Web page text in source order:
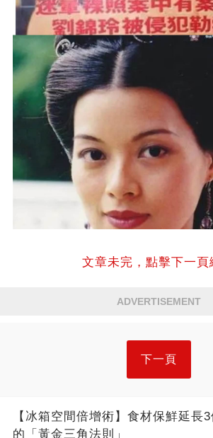
文章未完，點擊下一頁
ADVERTISEMENT
下一頁
【冰箱空間倍增術】食材保鮮延長
的「黃金三角法則」